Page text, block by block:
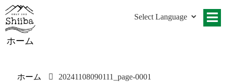
ホーム
ホーム 20241108090111_page-0001